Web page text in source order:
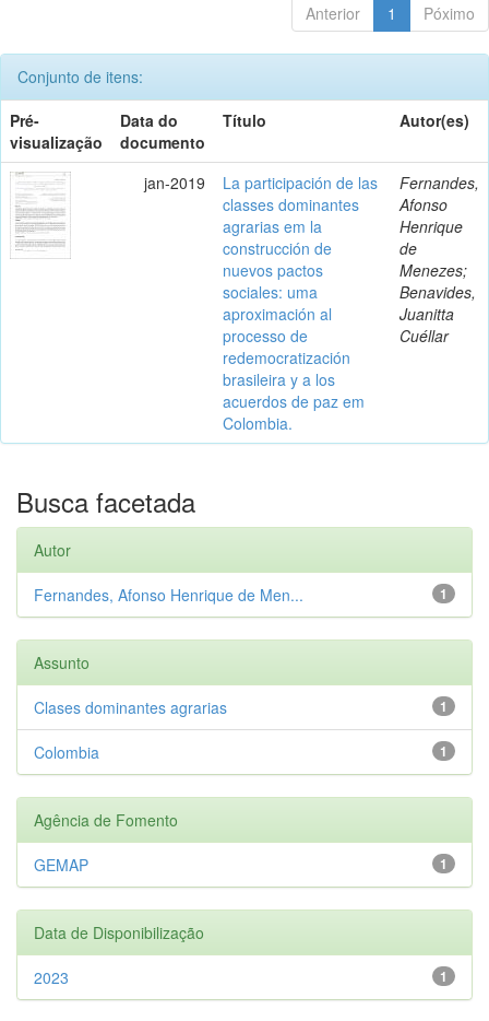
Anterior 1 Póximo
Conjunto de itens:
Pré-
visualização
Data do
documento
Título Autor(es)
jan-2019
La participación de las
classes dominantes
agrarias em la
construcción de
nuevos pactos
sociales: uma
aproximación al
processo de
redemocratización
brasileira y a los
acuerdos de paz em
Colombia.
Fernandes,
Afonso
Henrique
de
Menezes;
Benavides,
Juanitta
Cuéllar
Busca facetada
Autor
1
Fernandes, Afonso Henrique de Men...
Assunto
1
Clases dominantes agrarias
1
Colombia
Agência de Fomento
1
GEMAP
Data de Disponibilização
1
2023